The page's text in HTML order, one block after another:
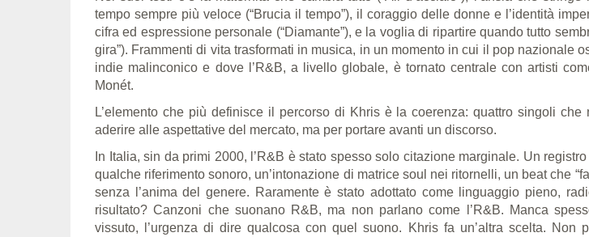
tempo sempre più veloce (“Brucia il tempo”), il coraggio delle donne e l’identità
cifra ed espressione personale (“Diamante”), e la voglia di ripartire quando tutto
gira”). Frammenti di vita trasformati in musica, in un momento in cui il pop nazionale
indie malinconico e dove l’R&B, a livello globale, è tornato centrale con artisti
Monét.
L’elemento che più definisce il percorso di Khris è la coerenza: quattro singoli che
aderire alle aspettative del mercato, ma per portare avanti un discorso.
In Italia, sin da primi 2000, l’R&B è stato spesso solo citazione marginale. Un
qualche riferimento sonoro, un’intonazione di matrice soul nei ritornelli, un beat che
senza l’anima del genere. Raramente è stato adottato come linguaggio pieno,
risultato? Canzoni che suonano R&B, ma non parlano come l’R&B. Manca
vissuto, l’urgenza di dire qualcosa con quel suono. Khris fa un’altra scelta. Non